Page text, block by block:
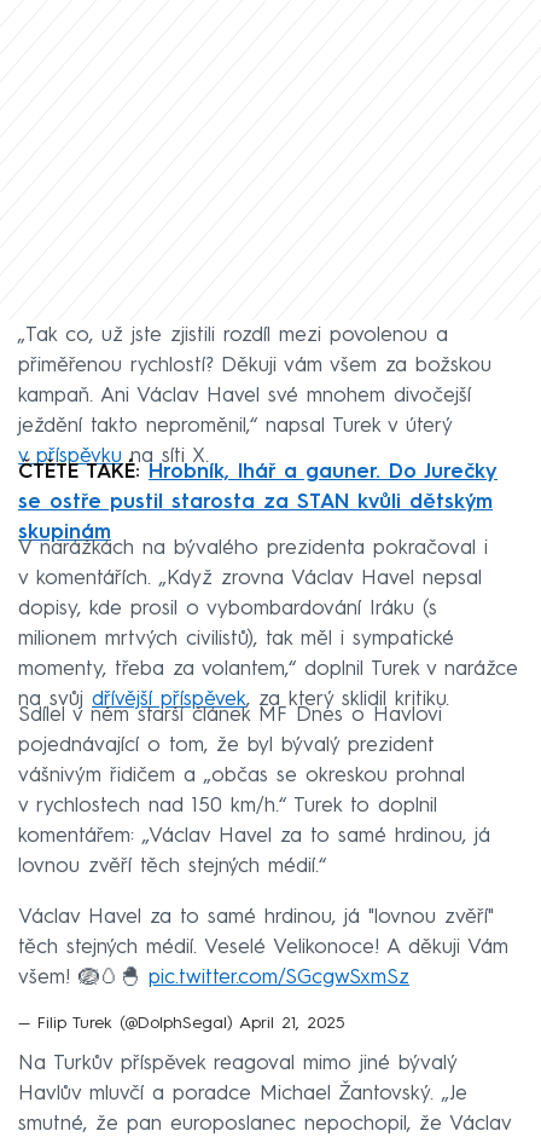
„Tak co, už jste zjistili rozdíl mezi povolenou a
přiměřenou rychlostí? Děkuji vám všem za božskou
kampaň. Ani Václav Havel své mnohem divočejší
ježdění takto neproměnil,“ napsal Turek v úterý
v příspěvku na síti X.
ČTĚTE TAKÉ:
Hrobník, lhář a gauner. Do Jurečky
se ostře pustil starosta za STAN kvůli dětským
skupinám
V narážkách na bývalého prezidenta pokračoval i
v komentářích. „Když zrovna Václav Havel nepsal
dopisy, kde prosil o vybombardování Iráku (s
milionem mrtvých civilistů), tak měl i sympatické
momenty, třeba za volantem,“ doplnil Turek v narážce
na svůj dřívější příspěvek, za který sklidil kritiku.
Sdílel v něm starší článek MF Dnes o Havlovi
pojednávající o tom, že byl bývalý prezident
vášnivým řidičem a „občas se okreskou prohnal
v rychlostech nad 150 km/h.“ Turek to doplnil
komentářem: „Václav Havel za to samé hrdinou, já
lovnou zvěří těch stejných médií.“
Václav Havel za to samé hrdinou, já "lovnou zvěří"
těch stejných médií. Veselé Velikonoce! A děkuji Vám
všem! 🪺🥚🐣 pic.twitter.com/SGcgwSxmSz
— Filip Turek (@DolphSegal) April 21, 2025
Na Turkův příspěvek reagoval mimo jiné bývalý
Havlův mluvčí a poradce Michael Žantovský. „Je
smutné, že pan europoslanec nepochopil, že Václav